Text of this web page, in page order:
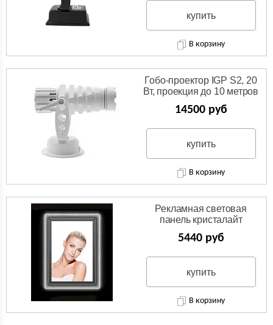
купить
В корзину
Гобо-проектор IGP S2, 20
Вт, проекция до 10 метров
14500 руб
купить
В корзину
Рекламная световая
панель кристалайт
5440 руб
купить
В корзину